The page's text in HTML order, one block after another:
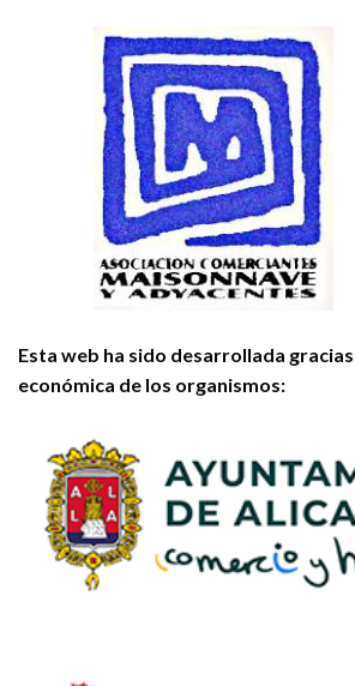
Esta web ha sido desarrollada
económica de los organismos: